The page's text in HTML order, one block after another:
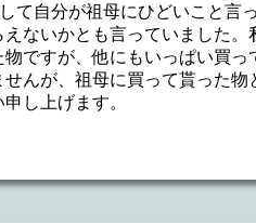
て自分が祖母にひどいこと言
ないかとも言っていました。
ですが、他にもいっぱい買っ
んが、祖母に買って貰った物
し上げます。